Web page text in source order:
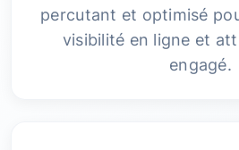
percutant et optimisé
visibilité en ligne et
engagé.